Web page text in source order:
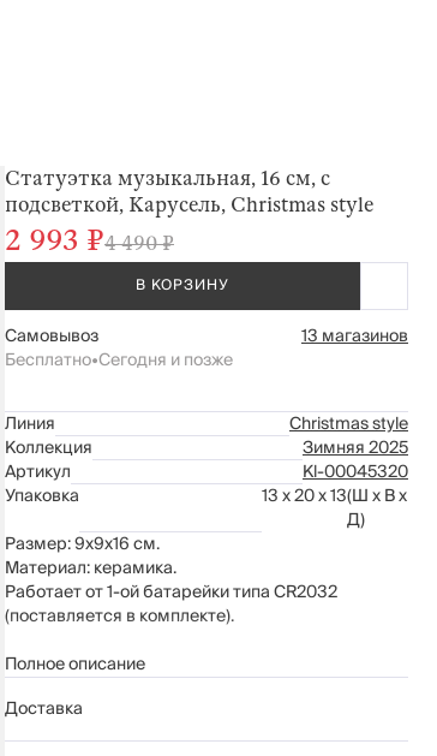
Статуэтка музыкальная, 16 см, с
подсветкой, Карусель, Christmas style
2 993 ₽4 490 ₽
В КОРЗИНУ
Самовывоз
13 магазинов
Бесплатно•Сегодня и позже
Линия
Christmas style
Коллекция
Зимняя 2025
Артикул
Kl-00045320
Упаковка
13 x 20 x 13(Ш x В x
Д)
Размер: 9х9х16 см.
Материал: керамика.
Работает от 1-ой батарейки типа CR2032
(поставляется в комплекте).
Рекомендуется протирать мягкой сухой тканью.
Полное описание
Доставка